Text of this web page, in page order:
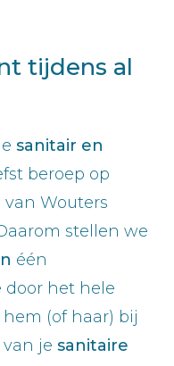
tijdens al
sanitair en
beroep op
van Wouters
stellen we
één
door het hele
(of haar) bij
je sanitaire